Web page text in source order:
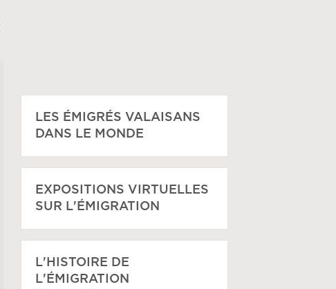
LES ÉMIGRÉS VALAISANS
DANS LE MONDE
EXPOSITIONS VIRTUELLES
SUR L'ÉMIGRATION
L'HISTOIRE DE
L'ÉMIGRATION